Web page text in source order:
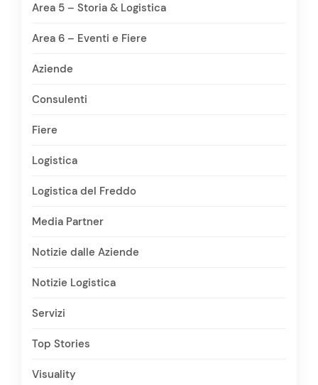
Area 5 – Storia & Logistica
Area 6 – Eventi e Fiere
Aziende
Consulenti
Fiere
Logistica
Logistica del Freddo
Media Partner
Notizie dalle Aziende
Notizie Logistica
Servizi
Top Stories
Visuality